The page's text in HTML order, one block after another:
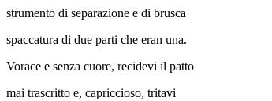
strumento di separazione e di brusca
spaccatura di due parti che eran una.
Vorace e senza cuore, recidevi il patto
mai trascritto e, capriccioso, tritavi